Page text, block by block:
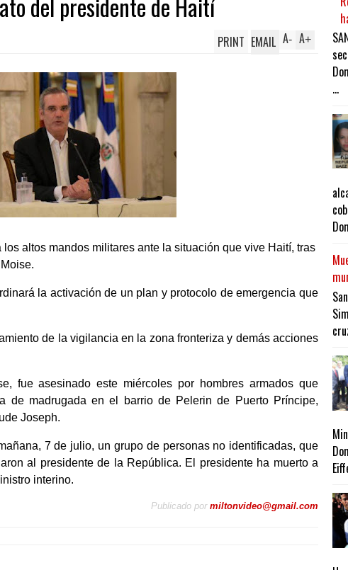
del presidente de Haití
A+
A-
PRINT EMAIL
altos mandos militares ante la situación que vive Haití, tras
la activación de un plan y protocolo de emergencia que
de la vigilancia en la zona fronteriza y demás acciones
fue asesinado este miércoles por hombres armados que
de madrugada en el barrio de Pelerin de Puerto Príncipe,
Joseph.
7 de julio, un grupo de personas no identificadas, que
al presidente de la República. El presidente ha muerto a
interino.
Publicado por miltonvideo@gmail.com
...